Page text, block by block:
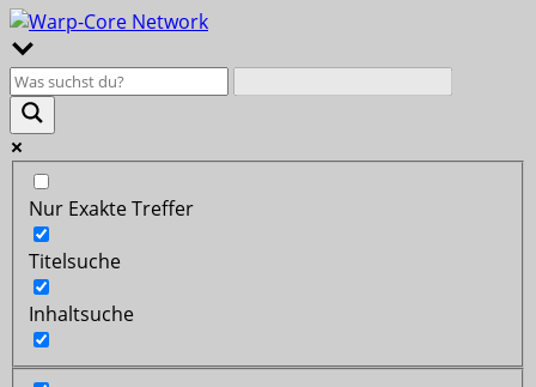
Nur Exakte Treffer
Titelsuche
Inhaltsuche